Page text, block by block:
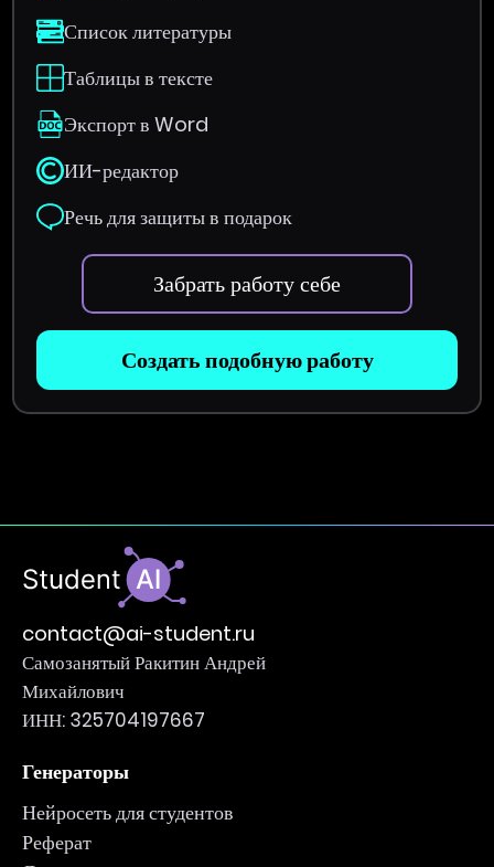
Список литературы
Таблицы в тексте
Экспорт в Word
ИИ-редактор
Речь для защиты в подарок
Забрать работу себе
Создать подобную работу
contact@ai-student.ru
Самозанятый Ракитин Андрей
Михайлович
ИНН: 325704197667
Генераторы
Нейросеть для студентов
Реферат